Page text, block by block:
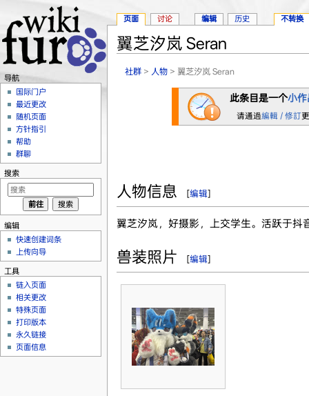
翼芝汐岚 Seran
社群 > 人物 > 翼芝汐岚 Seran
此条目是一个小作
请通過編輯 / 修訂
人物信息 [编辑]
翼芝汐岚，好摄影，上交学生。活跃于抖
兽装照片 [编辑]
页面 讨论 编辑 历史 不转换
导航
国际门户
最近更改
随机页面
方针指引
帮助
群聊
搜索
编辑
快速创建词条
上传向导
工具
链入页面
相关更改
特殊页面
打印版本
永久链接
页面信息